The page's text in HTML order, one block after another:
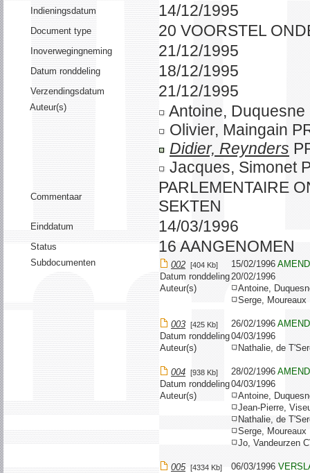
Indieningsdatum 14/12/1995
Document type 20 VOORSTEL
Inoverwegingneming 21/12/1995
Datum ronddeling 18/12/1995
Verzendingsdatum 21/12/1995
Auteur(s)
Antoine,
Olivier, Maingain
Didier, Reynders
Jacques, Simonet
Commentaar
PARLEMENTAIRE
SEKTEN
Einddatum 14/03/1996
Status 16 AANGENOMEN
Subdocumenten 002 [404 Kb] 15/02/1996
Datum ronddeling20/02/1996
Auteur(s)
Antoine,
Serge,
003 [425 Kb] 26/02/1996
Datum ronddeling04/03/1996
Auteur(s)
Nathalie, de
004 [938 Kb] 28/02/1996
Datum ronddeling04/03/1996
Auteur(s)
Antoine,
Jean-Pierre,
Nathalie, de
Serge,
Jo, Vandeurzen
005 [4334 Kb] 06/03/1996